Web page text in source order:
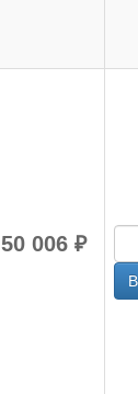
50 006 ₽